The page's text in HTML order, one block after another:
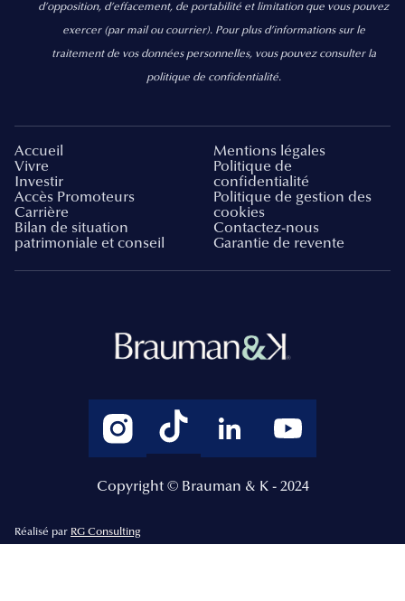
d’opposition, d’effacement, de portabilité et limitation que vous pouvez
exercer (par mail ou courrier). Pour plus d’informations sur le
traitement de vos données personnelles, vous pouvez consulter la
politique de confidentialité.
Accueil
Vivre
Investir
Accès Promoteurs
Carrière
Bilan de situation
patrimoniale et conseil
Mentions légales
Politique de
confidentialité
Politique de gestion des
cookies
Contactez-nous
Garantie de revente
Copyright © Brauman & K - 2024
Réalisé par RG Consulting